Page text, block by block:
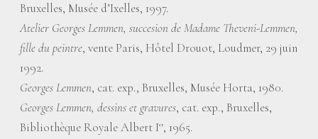
Bruxelles, Musée d’Ixelles, 1997.
Atelier Georges Lemmen, succesion de Madame Theveni-Lemmen,
fille du peintre, vente Paris, Hôtel Drouot, Loudmer, 29 juin
1992.
Georges Lemmen, cat. exp., Bruxelles, Musée Horta, 1980.
Georges Lemmen, dessins et gravures, cat. exp., Bruxelles,
Bibliothèque Royale Albert Ier, 1965.